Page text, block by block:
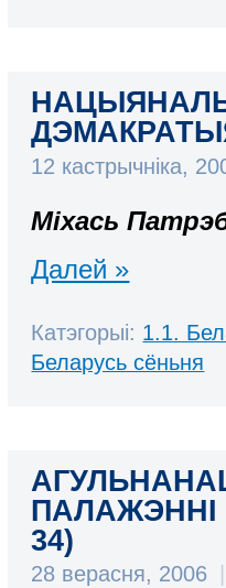
ДЭМАКРАТЫЯ
12 кастрычніка,
Міхась
Далей »
Катэгорыі: 1.1.
Беларусь сёньня
ПАЛАЖЭННІ
34)
28 верасня, 2006